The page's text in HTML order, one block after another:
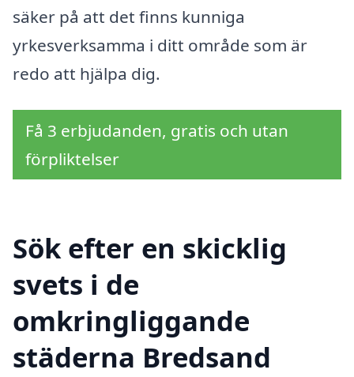
säker på att det finns kunniga
yrkesverksamma i ditt område som är
redo att hjälpa dig.
Få 3 erbjudanden, gratis och utan
förpliktelser
Sök efter en skicklig
svets i de
omkringliggande
städerna Bredsand